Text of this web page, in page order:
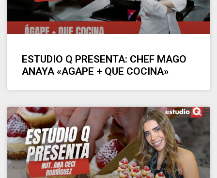
ESTUDIO Q PRESENTA: CHEF MAGO
ANAYA «AGAPE + QUE COCINA»